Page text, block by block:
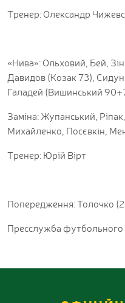
Тренер: Олександр
«Нива»: Ольховий, Бей,
Давидов (Козак 73),
Галадей (Вишинський
Заміна: Жупанський,
Михайленко, Посєвкін,
Тренер: Юрій Вірт
Попередження: Толочко
Пресслужба футбольного